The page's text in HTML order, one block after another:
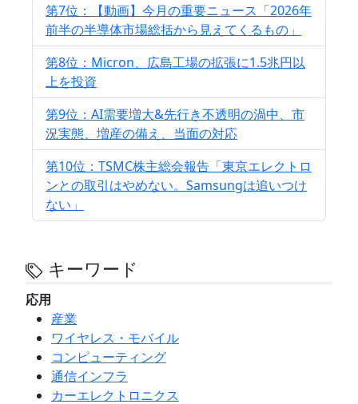
第7位：【動画】今月の重要ニュース「2026年
前半の半導体市場総括から見えてくるもの」
第8位：Micron、広島工場の拡張に1.5兆円以
上を投資
第9位：AI需要増大&先行き不透明の渦中、市
況実態、増産の備え、当面の対応
第10位：TSMC株主総会報告「東京エレクトロ
ンとの取引はやめない。Samsungは追いつけ
ない」
キーワード
応用
産業
ワイヤレス・モバイル
コンピューティング
通信インフラ
カーエレクトロニクス